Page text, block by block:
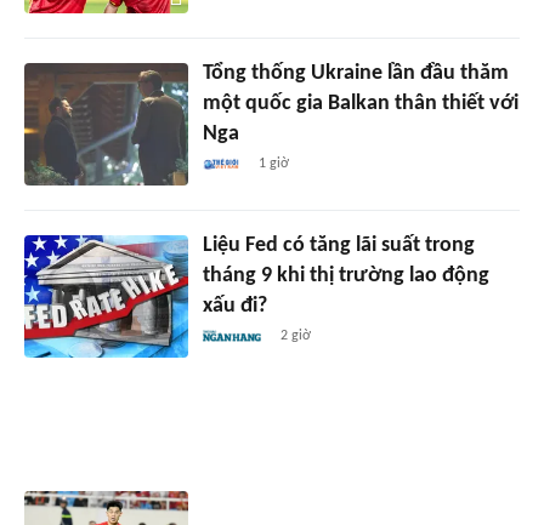
Tổng thống Ukraine lần đầu thăm
một quốc gia Balkan thân thiết với
Nga
1 giờ
Liệu Fed có tăng lãi suất trong
tháng 9 khi thị trường lao động
xấu đi?
2 giờ